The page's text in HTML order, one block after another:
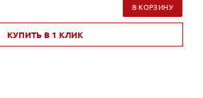
В КОРЗИНУ
КУПИТЬ В 1 КЛИК